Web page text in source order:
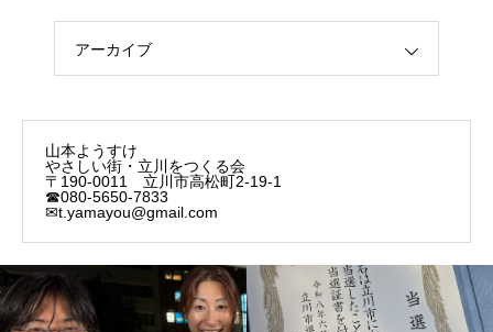
アーカイブ
山本ようすけ
やさしい街・立川をつくる会
〒190-0011 立川市高松町2-19-1
☎080-5650-7833
✉t.yamayou@gmail.com